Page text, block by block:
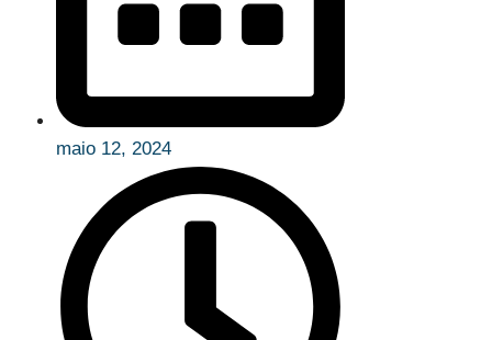
maio 12, 2024